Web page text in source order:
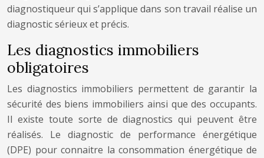
diagnostiqueur qui s’applique dans son travail réalise un
diagnostic sérieux et précis.
Les diagnostics immobiliers
obligatoires
Les diagnostics immobiliers permettent de garantir la
sécurité des biens immobiliers ainsi que des occupants.
Il existe toute sorte de diagnostics qui peuvent être
réalisés. Le diagnostic de performance énergétique
(DPE) pour connaitre la consommation énergétique de